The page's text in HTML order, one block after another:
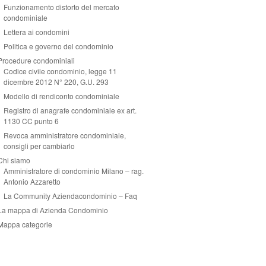
Funzionamento distorto del mercato
condominiale
Lettera ai condomini
Politica e governo del condominio
condominiali
Codice civile condominio, legge 11
dicembre 2012 N° 220, G.U. 293
Modello di rendiconto condominiale
Registro di anagrafe condominiale ex art.
1130 CC punto 6
Revoca amministratore condominiale,
consigli per cambiarlo
siamo
Amministratore di condominio Milano – rag.
Antonio Azzaretto
La Community Aziendacondominio – Faq
mappa di Azienda Condominio
categorie